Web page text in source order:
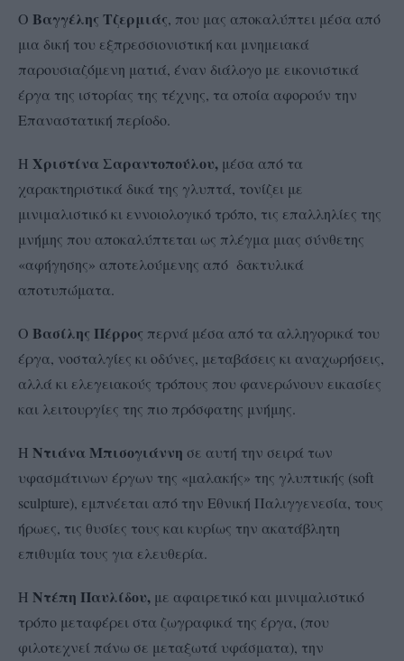
Ο Βαγγέλης Τζερμιάς, που μας αποκαλύπτει μέσα από
μια δική του εξπρεσσιονιστική και μνημειακά
παρουσιαζόμενη ματιά, έναν διάλογο με εικονιστικά
έργα της ιστορίας της τέχνης, τα οποία αφορούν την
Επαναστατική περίοδο.
Η Χριστίνα Σαραντοπούλου, μέσα από τα
χαρακτηριστικά δικά της γλυπτά, τονίζει με
μινιμαλιστικό κι εννοιολογικό τρόπο, τις επαλληλίες της
μνήμης που αποκαλύπτεται ως πλέγμα μιας σύνθετης
«αφήγησης» αποτελούμενης από δακτυλικά
αποτυπώματα.
Ο Βασίλης Πέρρος περνά μέσα από τα αλληγορικά του
έργα, νοσταλγίες κι οδύνες, μεταβάσεις κι αναχωρήσεις,
αλλά κι ελεγειακούς τρόπους που φανερώνουν εικασίες
και λειτουργίες της πιο πρόσφατης μνήμης.
Η Ντιάνα Μπισογιάννη σε αυτή την σειρά των
υφασμάτινων έργων της «μαλακής» της γλυπτικής (soft
sculpture), εμπνέεται από την Εθνική Παλιγγενεσία, τους
ήρωες, τις θυσίες τους και κυρίως την ακατάβλητη
επιθυμία τους για ελευθερία.
Η Ντέπη Παυλίδου, με αφαιρετικό και μινιμαλιστικό
τρόπο μεταφέρει στα ζωγραφικά της έργα, (που
φιλοτεχνεί πάνω σε μεταξωτά υφάσματα), την